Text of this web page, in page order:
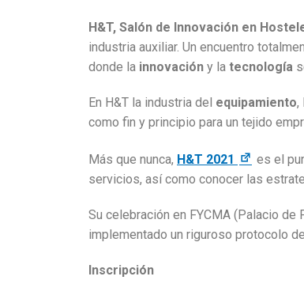
H&T, Salón de Innovación en
industria auxiliar. Un encuentro
donde la innovación y la tecnología
En H&T la industria del equipamiento,
como fin y principio para un tejido
Más que nunca, H&T 2021
es el
servicios, así como conocer las
Su celebración en FYCMA (Palacio
implementado un riguroso protocolo
Inscripción